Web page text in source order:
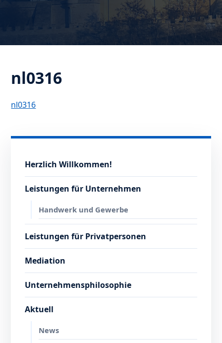
nl0316
nl0316
Herzlich Willkommen!
Leistungen für Unternehmen
Handwerk und Gewerbe
Leistungen für Privatpersonen
Mediation
Unternehmensphilosophie
Aktuell
News